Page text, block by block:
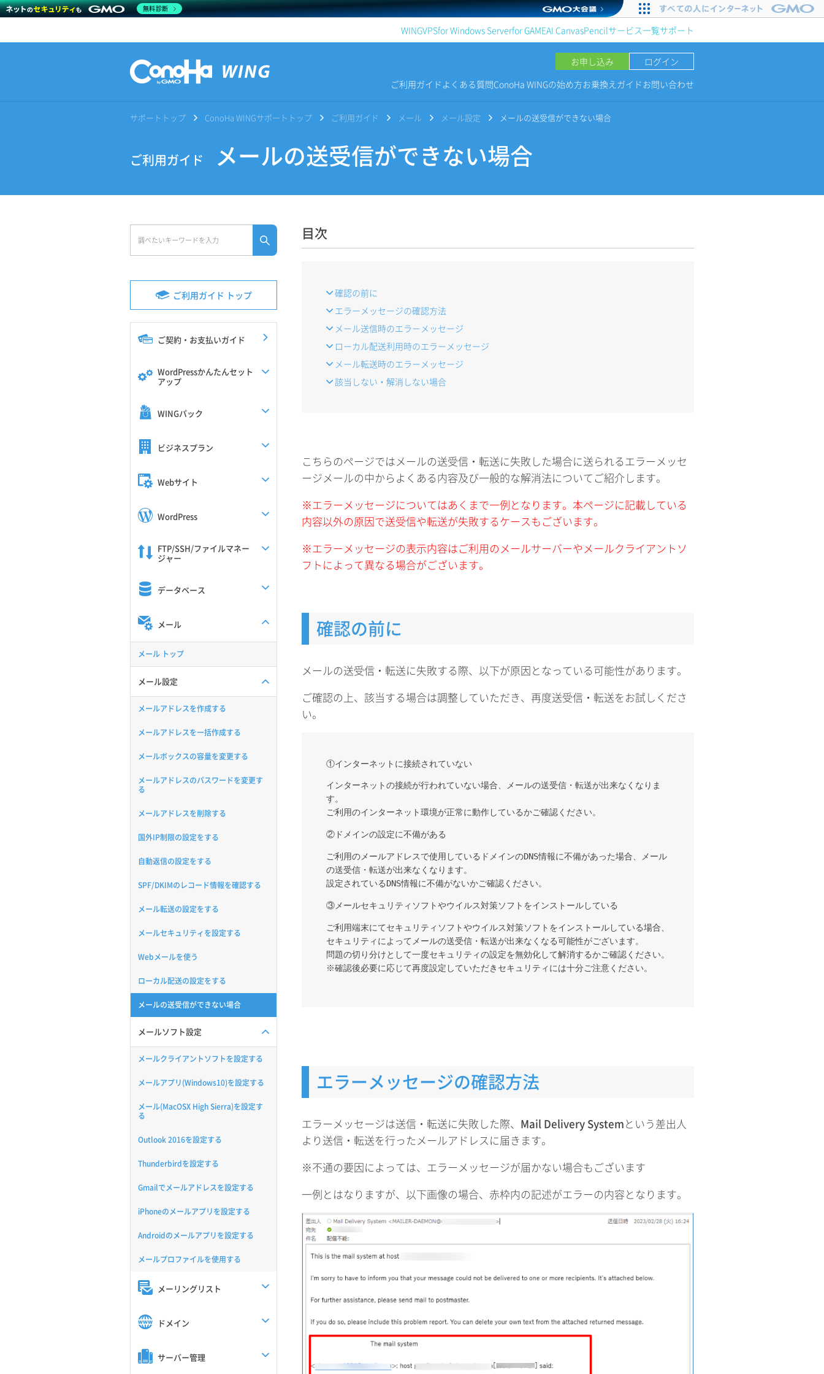
WINGVPSfor Windows Serverfor GAMEAI CanvasPencilサービス一覧サポート
お申し込み
ログイン
ご利用ガイド よくある質問ConoHa WINGの始め方お乗換えガイドお問い合わせ
サポートトップ ConoHa WINGサポートトップ ご利用ガイド メール メール設定 メールの送受信ができない場合
ご利用ガイド メールの送受信ができない場合
ご利用ガイド トップ
ご契約・お支払いガイド
WordPressかんたんセット
アップ
WINGパック
ビジネスプラン
Webサイト
WordPress
FTP/SSH/ファイルマネー
ジャー
データベース
メール
メール トップ
メール設定
メールアドレスを作成する
メールアドレスを一括作成する
メールボックスの容量を変更する
メールアドレスのパスワードを変更す
る
メールアドレスを削除する
国外IP制限の設定をする
自動返信の設定をする
SPF/DKIMのレコード情報を確認する
メール転送の設定をする
メールセキュリティを設定する
Webメールを使う
ローカル配送の設定をする
メールの送受信ができない場合
メールソフト設定
メールクライアントソフトを設定する
メールアプリ(Windows10)を設定する
メール(MacOSX High Sierra)を設定す
る
Outlook 2016を設定する
Thunderbirdを設定する
Gmailでメールアドレスを設定する
iPhoneのメールアプリを設定する
Androidのメールアプリを設定する
メールプロファイルを使用する
メーリングリスト
ドメイン
サーバー管理
目次
確認の前に
エラーメッセージの確認方法
メール送信時のエラーメッセージ
ローカル配送利用時のエラーメッセージ
メール転送時のエラーメッセージ
該当しない・解消しない場合
こちらのページではメールの送受信・転送に失敗した場合に送られるエラーメッセ
ージメールの中からよくある内容及び一般的な解消法についてご紹介します。
※エラーメッセージについてはあくまで一例となります。本ページに記載している
内容以外の原因で送受信や転送が失敗するケースもございます。
※エラーメッセージの表示内容はご利用のメールサーバーやメールクライアントソ
フトによって異なる場合がございます。
確認の前に
メールの送受信・転送に失敗する際、以下が原因となっている可能性があります。
ご確認の上、該当する場合は調整していただき、再度送受信・転送をお試しくださ
い。
①インターネットに接続されていない
インターネットの接続が行われていない場合、メールの送受信・転送が出来なくなりま
す。
ご利用のインターネット環境が正常に動作しているかご確認ください。
②ドメインの設定に不備がある
ご利用のメールアドレスで使用しているドメインのDNS情報に不備があった場合、メール
の送受信・転送が出来なくなります。
設定されているDNS情報に不備がないかご確認ください。
③メールセキュリティソフトやウイルス対策ソフトをインストールしている
ご利用端末にてセキュリティソフトやウイルス対策ソフトをインストールしている場合、
セキュリティによってメールの送受信・転送が出来なくなる可能性がございます。
問題の切り分けとして一度セキュリティの設定を無効化して解消するかご確認ください。
※確認後必要に応じて再度設定していただきセキュリティには十分ご注意ください。
エラーメッセージの確認方法
エラーメッセージは送信・転送に失敗した際、 Mail Delivery Systemという差出人
より送信・転送を行ったメールアドレスに届きます。
※不通の要因によっては、エラーメッセージが届かない場合もございます
一例とはなりますが、以下画像の場合、赤枠内の記述がエラーの内容となります。
無料診断